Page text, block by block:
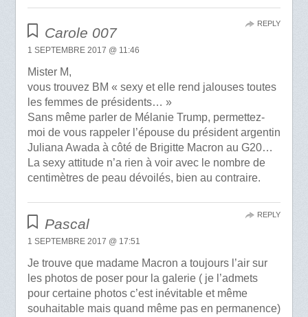
Carole 007
1 SEPTEMBRE 2017 @ 11:46
Mister M,
vous trouvez BM « sexy et elle rend jalouses toutes
les femmes de présidents… »
Sans même parler de Mélanie Trump, permettez-
moi de vous rappeler l’épouse du président argentin
Juliana Awada à côté de Brigitte Macron au G20…
La sexy attitude n’a rien à voir avec le nombre de
centimètres de peau dévoilés, bien au contraire.
REPLY
Pascal
1 SEPTEMBRE 2017 @ 17:51
Je trouve que madame Macron a toujours l’air sur
les photos de poser pour la galerie ( je l’admets
pour certaine photos c’est inévitable et même
souhaitable mais quand même pas en permanence)
REPLY